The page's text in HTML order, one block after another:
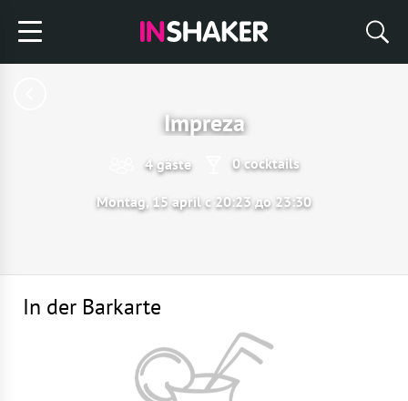
Impreza
4 gäste 0 cocktails
Montag, 15 april с 20:23 до 23:30
In der Barkarte